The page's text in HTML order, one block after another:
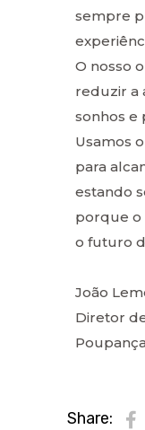
sempre
O nosso
reduzir a
sonhos e
Usamos
para
estando
porque o
o futuro
João
Diretor
Share: